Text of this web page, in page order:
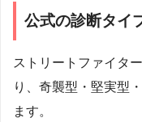
公式の診断タイ
ストリートファイタ
り、奇襲型・堅実型
ます。